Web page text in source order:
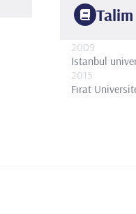
Talim
2009
Istanbul
2015
Fırat